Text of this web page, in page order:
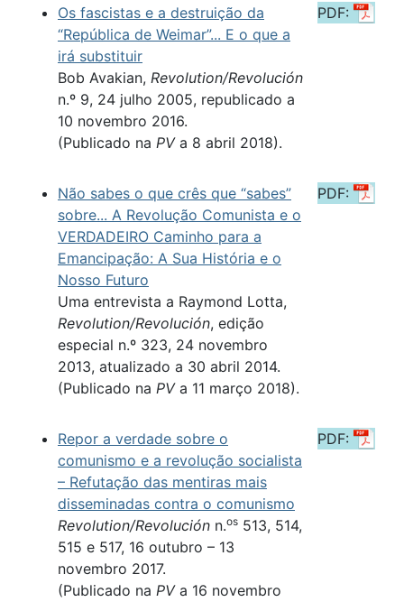
PDF:
Os fascistas e a destruição da
“República de Weimar”... E o que a
irá substituir
Bob Avakian, Revolution/Revolución
n.º 9, 24 julho 2005, republicado a
10 novembro 2016.
(Publicado na PVa 8 abril 2018).
PDF:
Não sabes o que crês que “sabes”
sobre... A Revolução Comunista e o
VERDADEIRO Caminho para a
Emancipação: A Sua História e o
Nosso Futuro
Uma entrevista a Raymond Lotta,
Revolution/Revolución, edição
especial n.º 323, 24 novembro
2013, atualizado a 30 abril 2014.
(Publicado na PVa 11 março 2018).
PDF:
Repor a verdade sobre o
comunismo e a revolução socialista
– Refutação das mentiras mais
disseminadas contra o comunismo
Revolution/Revolución n.os 513, 514,
515 e 517, 16 outubro – 13
novembro 2017.
(Publicado na PVa 16 novembro